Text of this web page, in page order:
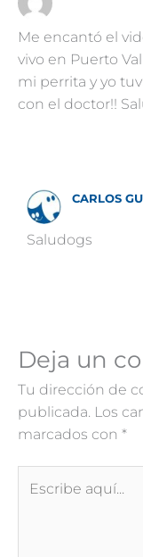
Me encantó el
vivo en Puerto
mi perrita y yo
con el doctor!!
CARLOS
Saludogs
Deja un
Tu dirección de
publicada. Los
marcados con *
aquí...